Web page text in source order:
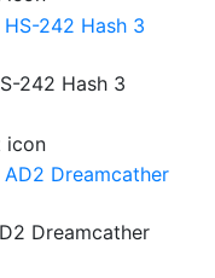
242 Hash 3
Dreamcather